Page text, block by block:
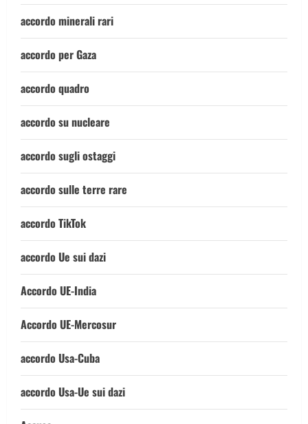
accordo minerali rari
accordo per Gaza
accordo quadro
accordo su nucleare
accordo sugli ostaggi
accordo sulle terre rare
accordo TikTok
accordo Ue sui dazi
Accordo UE-India
Accordo UE-Mercosur
accordo Usa-Cuba
accordo Usa-Ue sui dazi